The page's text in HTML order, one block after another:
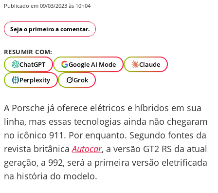
Publicado em 09/03/2023 às 10h04
Seja o primeiro a comentar.
RESUMIR COM:
ChatGPT
Google AI Mode
Claude
Perplexity
Grok
A Porsche já oferece elétricos e híbridos em sua
linha, mas essas tecnologias ainda não chegaram
no icônico 911. Por enquanto. Segundo fontes da
revista britânicaAutocar, a versão GT2 RS da atual
geração, a 992, será a primeira versão eletrificada
na história do modelo.